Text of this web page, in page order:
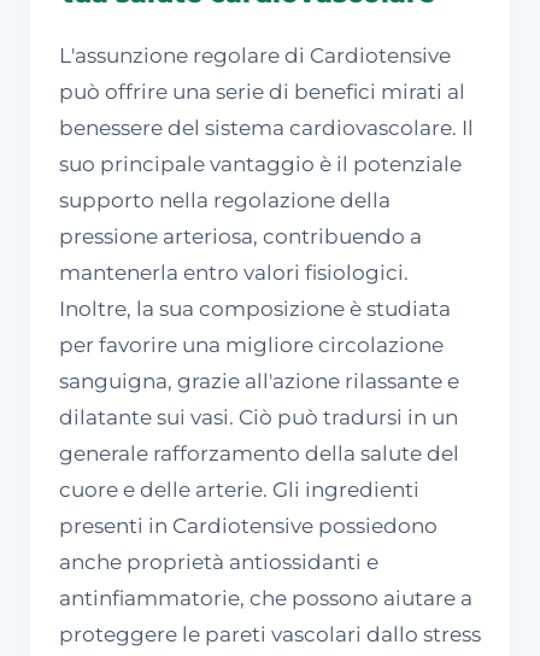
L'assunzione regolare di Cardiotensive
può offrire una serie di benefici mirati al
benessere del sistema cardiovascolare. Il
suo principale vantaggio è il potenziale
supporto nella regolazione della
pressione arteriosa, contribuendo a
mantenerla entro valori fisiologici.
Inoltre, la sua composizione è studiata
per favorire una migliore circolazione
sanguigna, grazie all'azione rilassante e
dilatante sui vasi. Ciò può tradursi in un
generale rafforzamento della salute del
cuore e delle arterie. Gli ingredienti
presenti in Cardiotensive possiedono
anche proprietà antiossidanti e
antinfiammatorie, che possono aiutare a
proteggere le pareti vascolari dallo stress